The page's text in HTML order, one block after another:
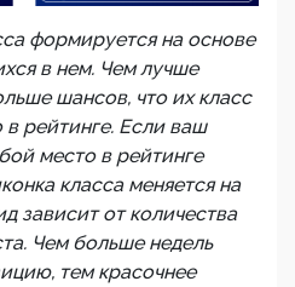
формируется на основе
в нем. Чем лучше
шансов, что их класс
рейтинге. Если ваш
место в рейтинге
класса меняется на
зависит от количества
Чем больше недель
тем красочнее